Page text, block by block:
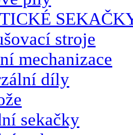
stroje
mechanizace
díly
sekačky